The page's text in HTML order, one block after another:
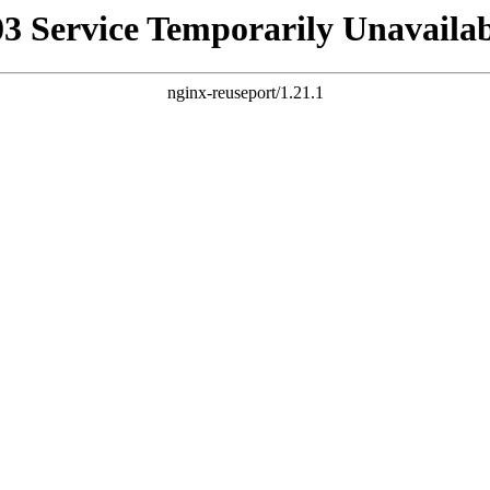
Service Temporarily
nginx-reuseport/1.21.1